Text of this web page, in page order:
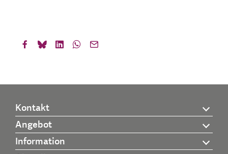
Kontakt
Angebot
Information